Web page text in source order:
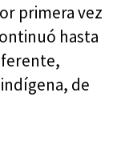
primera vez
hasta
de